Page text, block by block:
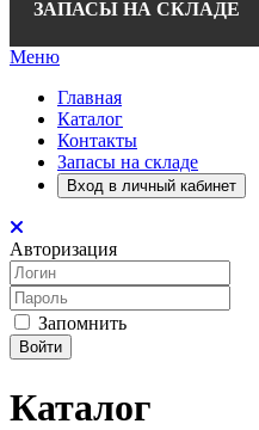
ЗАПАСЫ НА СКЛАДЕ
Меню
Главная
Каталог
Контакты
Запасы на складе
Вход в личный кабинет
Авторизация
Запомнить
Войти
Каталог